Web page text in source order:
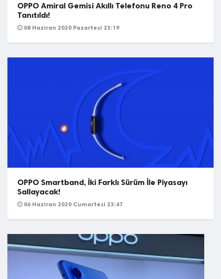
OPPO Amiral Gemisi Akıllı Telefonu Reno 4 Pro
Tanıtıldı!
08 Haziran 2020 Pazartesi 23:19
OPPO Smartband, İki Farklı Sürüm İle Piyasayı
Sallayacak!
06 Haziran 2020 Cumartesi 23:47